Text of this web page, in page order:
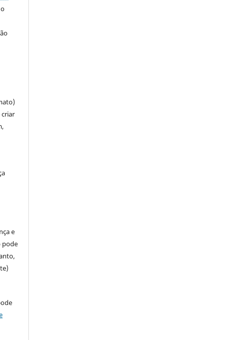
e
pode